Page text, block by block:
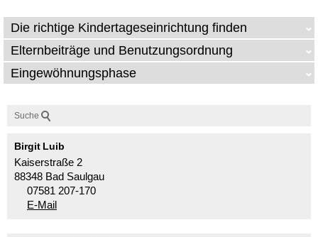
Die richtige Kindertageseinrichtung finden
Elternbeiträge und Benutzungsordnung
Eingewöhnungsphase
Suche
Birgit Luib
Kaiserstraße 2
88348 Bad Saulgau
07581 207-170
E-Mail